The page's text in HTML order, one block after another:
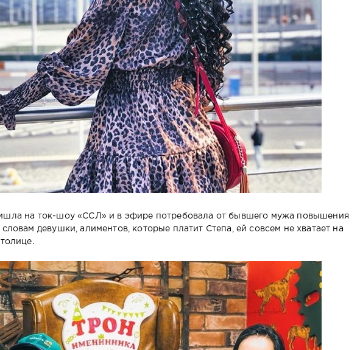
на ток-шоу «ССЛ» и в эфире потребовала от бывшего мужа повышения
девушки, алиментов, которые платит Степа, ей совсем не хватает на